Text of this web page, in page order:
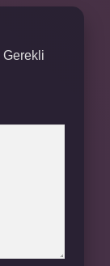
Gerekli